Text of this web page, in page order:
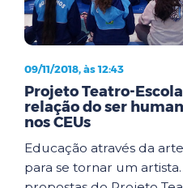
09/11/2018, às 12:43
Projeto Teatro-
relação do ser
nos CEUs
Educação através da
para se tornar um artista.